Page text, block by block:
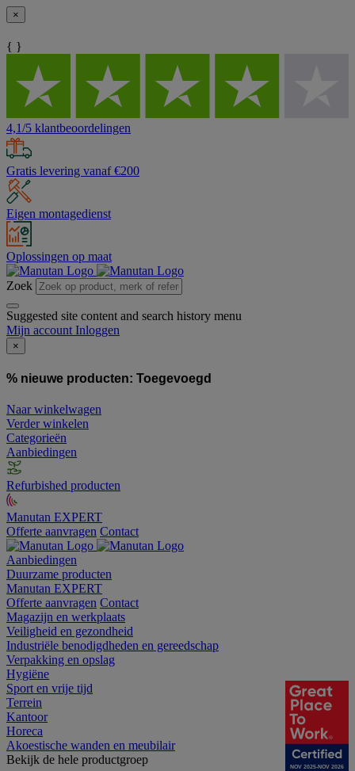
×
{ }
4,1/5 klantbeoordelingen
Gratis levering vanaf €200
Eigen montagedienst
Oplossingen op maat
Zoek
Suggested site content and search history menu
Mijn account Inloggen
×
% nieuwe producten: Toegevoegd
Naar winkelwagen
Verder winkelen
Categorieën
Aanbiedingen
Refurbished producten
Manutan EXPERT
Offerte aanvragen Contact
Aanbiedingen
Duurzame producten
Manutan EXPERT
Offerte aanvragen Contact
Magazijn en werkplaats
Veiligheid en gezondheid
Industriële benodigdheden en gereedschap
Verpakking en opslag
Hygiëne
Sport en vrije tijd
Terrein
Kantoor
Horeca
Akoestische wanden en meubilair
Bekijk de hele productgroep
NOV 2025-NOV 2026